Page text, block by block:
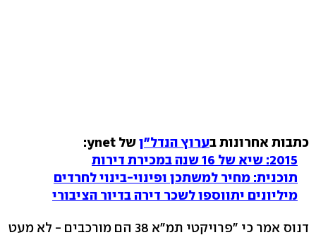
כתבות אחרונות בערוץ הנדל"ןשל ynet:
2015: שיא של 16 שנה במכירת דירות
תוכנית: מחיר למשתכן ופינוי-בינוי לחרדים
מיליונים יתווספו לשכר דירה בדיור הציבורי
דנוס אמר כי "פרויקטי תמ"א 38 הם מורכבים - לא מעט